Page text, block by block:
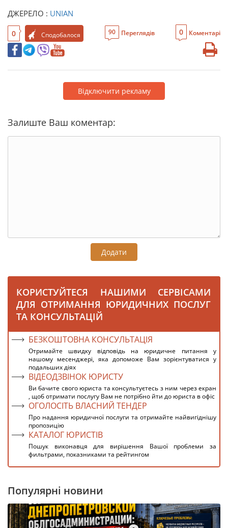
ДЖЕРЕЛО : UNIAN
0 Сподобалося 90 Переглядів 0 Коментарі
Відключити рекламу
Залиште Ваш коментар:
Додати
КОРИСТУЙТЕСЯ НАШИМИ СЕРВІСАМИ
ДЛЯ ОТРИМАННЯ ЮРИДИЧНИХ ПОСЛУГ
ТА КОНСУЛЬТАЦІЙ
БЕЗКОШТОВНА КОНСУЛЬТАЦІЯ
Отримайте швидку відповідь на юридичне питання у
нашому месенджері, яка допоможе Вам зорієнтуватися у
подальших діях
ВІДЕОДЗВІНОК ЮРИСТУ
Ви бачите свого юриста та консультуєтесь з ним через екран
, щоб отримати послугу Вам не потрібно йти до юриста в офіс
ОГОЛОСІТЬ ВЛАСНИЙ ТЕНДЕР
Про надання юридичної послуги та отримайте найвигіднішу
пропозицію
КАТАЛОГ ЮРИСТІВ
Пошук виконавця для вирішення Вашої проблеми за
фильтрами, показниками та рейтингом
Популярні новини